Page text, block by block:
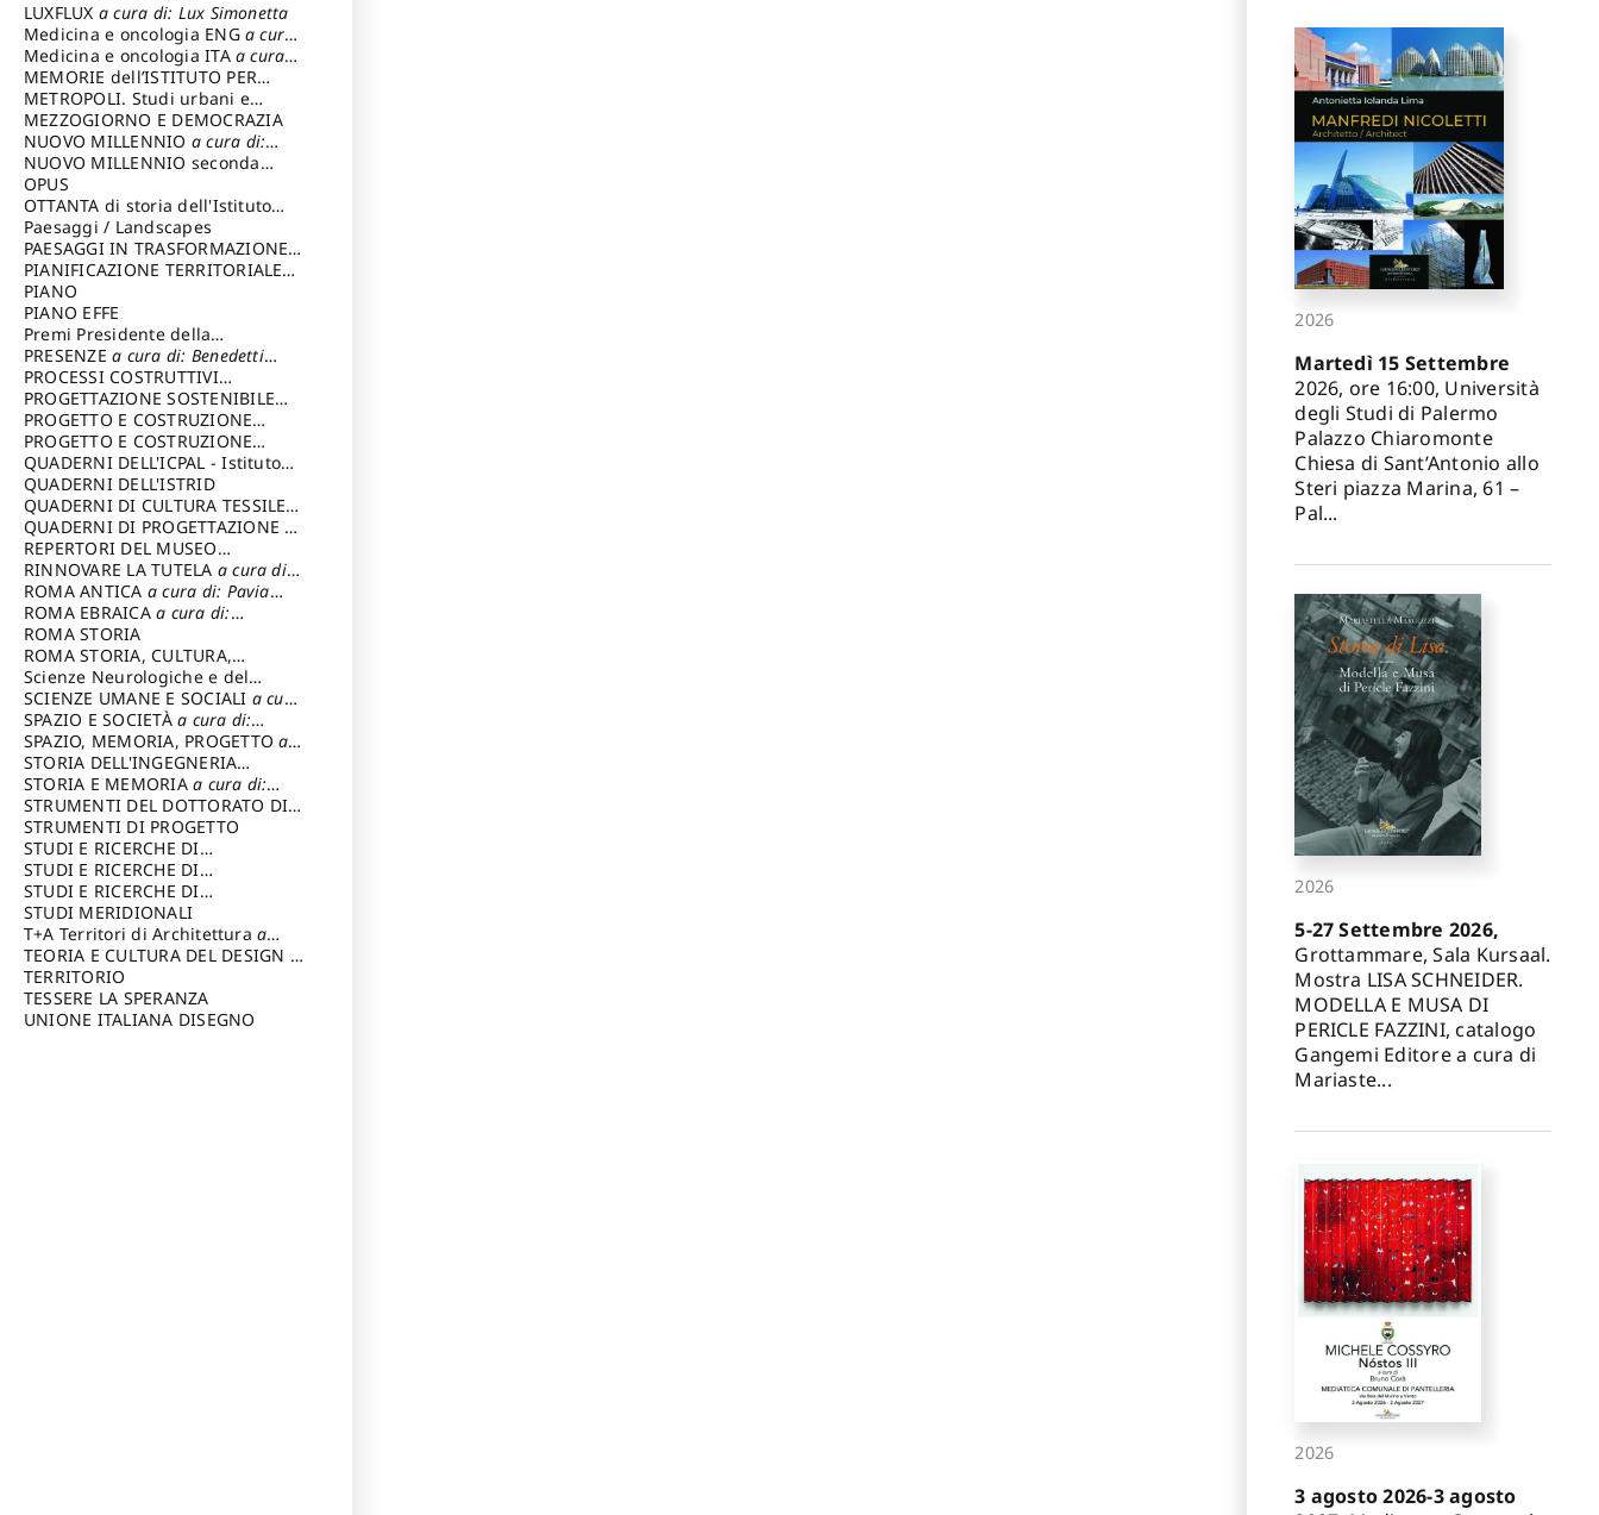
LUXFLUX a cura di: Lux Simonetta
Medicina e oncologia ENG a cura
di: Lopez Massimo
Medicina e oncologia ITA a cura
di: Lopez Massimo
MEMORIE dell’ISTITUTO PER
STORIA DEL RISORGIMENTO
METROPOLI. Studi urbani e
regionali
MEZZOGIORNO E DEMOCRAZIA
NUOVO MILLENNIO a cura di:
Capaldo Pellegrino
NUOVO MILLENNIO seconda
serie
Francesco
OPUS
OTTANTA di storia dell'Istituto
storia dell’Istitutoa cura di:
Cavalieri Patrizia
Paesaggi / Landscapes
PAESAGGI IN TRASFORMAZIONEa
cura di: Corti Enrico A.
PIANIFICAZIONE TERRITORIALE
URBANISTICA ED AMBIENTALE
cura di: Costa Enrico
PIANO
PIANO EFFE
Premi Presidente della
Repubblica
PRESENZEa cura di: Benedetti
Sandro
PROCESSI COSTRUTTIVI
DELL'ARCHITETTURAa cura di:
Ippoliti Alessandro
PROGETTAZIONE SOSTENIBILE
PARTECIPATA
PROGETTO E COSTRUZIONE
DELL’ARCHITETTURA
PROGETTO E COSTRUZIONE
SOSTENIBILE
QUADERNI DELL'ICPAL - Istituto
centrale per il restauro e la
conservazione del patrimonio
archivistico e librario
QUADERNI DELL'ISTRID
QUADERNI DI CULTURA TESSILEa
cura di: Crispolti Livia
QUADERNI DI PROGETTAZIONE a
cura di: Giura Longo Tommaso
REPERTORI DEL MUSEO
CENTRALE DEL RISORGIMENTOa
cura di: Pizzo Marco
RINNOVARE LA TUTELA a cura di:
Cicalò Enrico
ROMA ANTICA a cura di: Pavia
Carlo
ROMA EBRAICAa cura di:
Procaccia Claudio
ROMA STORIA
ROMA STORIA, CULTURA,
IMMAGINEa cura di: Fagiolo
Marcello
Scienze Neurologiche e del
Comportamento
SCIENZE UMANE E SOCIALI a cura
di: Iannizzi Salvatore
SPAZIO E SOCIETÀa cura di:
Cassetti Roberto
SPAZIO, MEMORIA, PROGETTOa
cura di: Rossi Massimo
STORIA DELL'INGEGNERIA
STRUTTURALE IN ITALIAa cura di:
Poretti Sergio
STORIA E MEMORIAa cura di:
Rossi Lauro
STRUMENTI DEL DOTTORATO DI
RICERCA IN RILIEVO E
RAPPRESENTAZIONE
DELL’ARCHITETTURA E
DELL’AMBIENTEa cura di: Migliari
Riccardo
STRUMENTI DI PROGETTO
STUDI E RICERCHE DI
ARCHEOLOGIA IN SICILIA
di: Pelagatti Paola
STUDI E RICERCHE DI
ARCHITETTURA del Dipartimento
di Architettura Università degli
Studi G. d' Annunzio
STUDI E RICERCHE DI
ARCHITETTURA del Dipartimento
di Architettura Università degli
Studi G. d' Annunzio, Chieti-
Pescaraa cura di: Fusero Paolo
STUDI MERIDIONALI
T+A Territori di Architetturaa
cura di: Ramazzotti Luigi
TEORIA E CULTURA DEL DESIGN a
cura di: Furlanis Giuseppe
TERRITORIO
TESSERE LA SPERANZA
UNIONE ITALIANA DISEGNO
2026
Martedì 15 Settembre
2026, ore 16:00, Università
degli Studi di Palermo
Palazzo Chiaromonte
Chiesa di Sant’Antonio allo
Steri piazza Marina, 61 –
Pal...
2026
5-27 Settembre 2026,
Grottammare, Sala Kursaal.
Mostra LISA SCHNEIDER.
MODELLA E MUSA DI
PERICLE FAZZINI, catalogo
Gangemi Editore a cura di
Mariaste...
2026
3 agosto 2026-3 agosto